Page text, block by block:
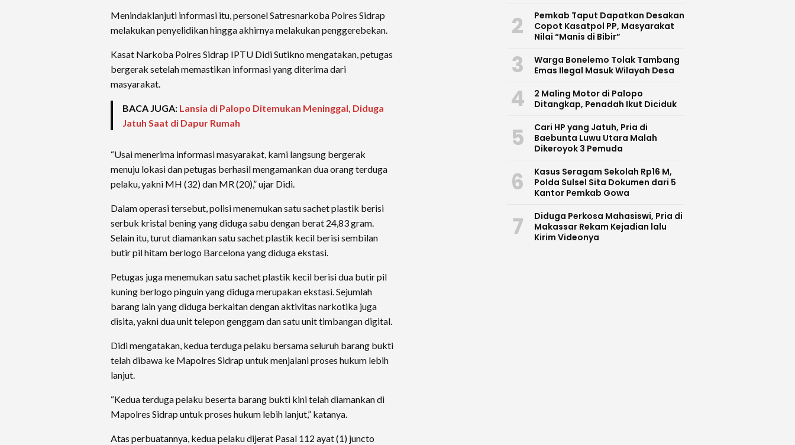
Menindaklanjuti informasi itu, personel Satresnarkoba Polres Sidrap
melakukan penyelidikan hingga akhirnya melakukan penggerebekan.
Kasat Narkoba Polres Sidrap IPTU Didi Sutikno mengatakan, petugas
bergerak setelah memastikan informasi yang diterima dari
masyarakat.
BACA JUGA: Lansia di Palopo Ditemukan Meninggal, Diduga
Jatuh Saat di Dapur Rumah
“Usai menerima informasi masyarakat, kami langsung bergerak
menuju lokasi dan petugas berhasil mengamankan dua orang terduga
pelaku, yakni MH (32) dan MR (20),” ujar Didi.
Dalam operasi tersebut, polisi menemukan satu sachet plastik berisi
serbuk kristal bening yang diduga sabu dengan berat 24,83 gram.
Selain itu, turut diamankan satu sachet plastik kecil berisi sembilan
butir pil hitam berlogo Barcelona yang diduga ekstasi.
Petugas juga menemukan satu sachet plastik kecil berisi dua butir pil
kuning berlogo pinguin yang diduga merupakan ekstasi. Sejumlah
barang lain yang diduga berkaitan dengan aktivitas narkotika juga
disita, yakni dua unit telepon genggam dan satu unit timbangan digital.
Didi mengatakan, kedua terduga pelaku bersama seluruh barang bukti
telah dibawa ke Mapolres Sidrap untuk menjalani proses hukum lebih
lanjut.
“Kedua terduga pelaku beserta barang bukti kini telah diamankan di
Mapolres Sidrap untuk proses hukum lebih lanjut,” katanya.
Atas perbuatannya, kedua pelaku dijerat Pasal 112 ayat (1) juncto
2
Pemkab Taput Dapatkan Desakan
Copot Kasatpol PP, Masyarakat
Nilai “Manis di Bibir”
3
Warga Bonelemo Tolak Tambang
Emas Ilegal Masuk Wilayah Desa
4
2 Maling Motor di Palopo
Ditangkap, Penadah Ikut Diciduk
5
Cari HP yang Jatuh, Pria di
Baebunta Luwu Utara Malah
Dikeroyok 3 Pemuda
6
Kasus Seragam Sekolah Rp16 M,
Polda Sulsel Sita Dokumen dari 5
Kantor Pemkab Gowa
7
Diduga Perkosa Mahasiswi, Pria di
Makassar Rekam Kejadian lalu
Kirim Videonya